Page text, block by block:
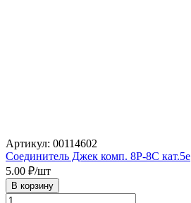
Артикул: 00114602
Соединитель Джек комп. 8Р-8С кат.5е
5.00 ₽/шт
В корзину